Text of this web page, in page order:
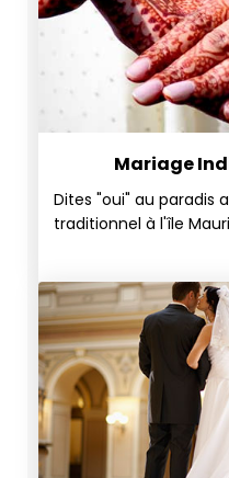
idyllique !
Mariage
Dites "oui" au paradis
traditionnel à l'île
jardins, vivez une
richesse culturelle et